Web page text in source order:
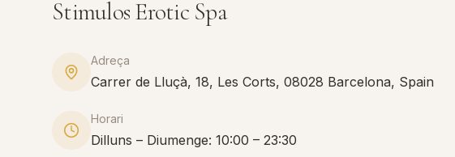
Stimulos Erotic Spa
Adreça
Carrer de Lluçà, 18, Les Corts, 08028 Barcelona, Spain
Horari
Dilluns – Diumenge: 10:00 – 23:30